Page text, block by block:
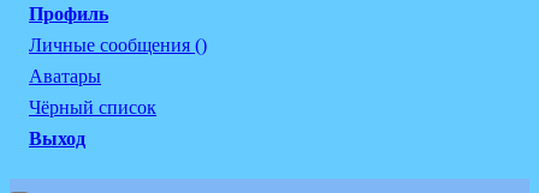
Профиль
Личные сообщения ()
Аватары
Чёрный список
Выход